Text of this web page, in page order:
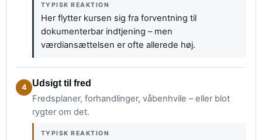
TYPISK REAKTION
Her flytter kursen sig fra forventning til
dokumenterbar indtjening – men
værdiansættelsen er ofte allerede høj.
4
Udsigt til fred
Fredsplaner, forhandlinger, våbenhvile – eller blot
rygter om det.
TYPISK REAKTION